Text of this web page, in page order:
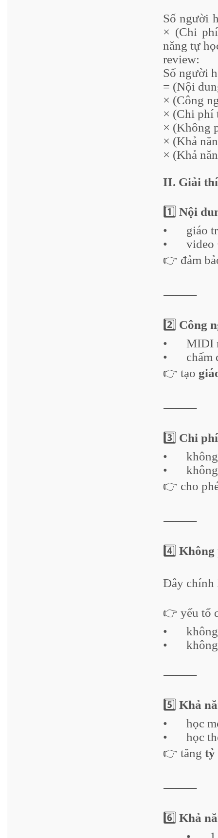
Số người
× (Chi
năng tự
review:
Số người
= (Nội
× (Công
× (Chi phí
× (Không
× (Khả
× (Khả
II. Giải
1️⃣ Nội
•
giáo
•
video
👉 đảm
⸻
2️⃣ Công
•
MIDI
•
chấm
👉 tạo
⸻
3️⃣ Chi
•
•
👉 cho
⸻
4️⃣ Không
Đây chính
👉 yếu tố
•
•
⸻
5️⃣ Khả
•
học
•
học
👉 tăng tỷ
⸻
6️⃣ Khả